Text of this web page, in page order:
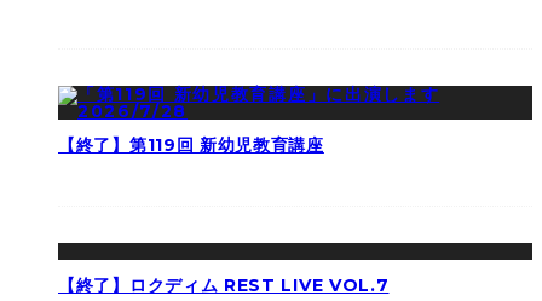
【終了】第119回 新幼児教育講座
【終了】ロクディム REST LIVE VOL.7